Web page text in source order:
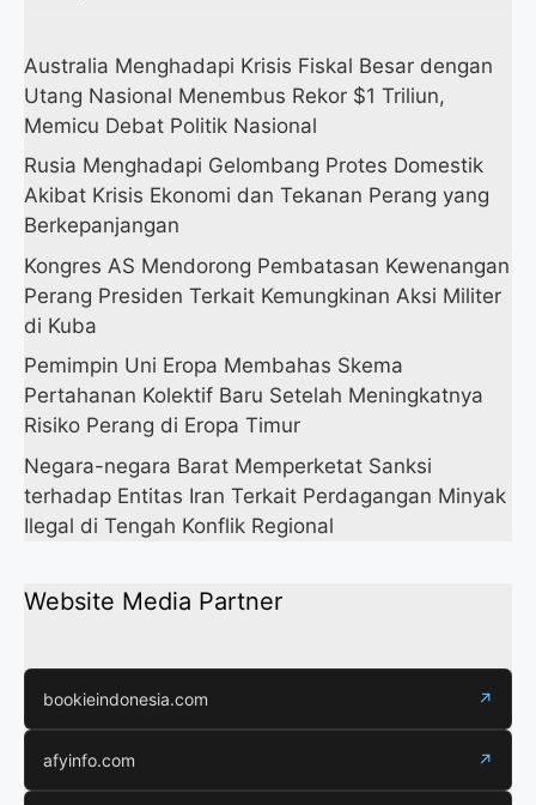
Australia Menghadapi Krisis Fiskal Besar dengan
Utang Nasional Menembus Rekor $1 Triliun,
Memicu Debat Politik Nasional
Rusia Menghadapi Gelombang Protes Domestik
Akibat Krisis Ekonomi dan Tekanan Perang yang
Berkepanjangan
Kongres AS Mendorong Pembatasan Kewenangan
Perang Presiden Terkait Kemungkinan Aksi Militer
di Kuba
Pemimpin Uni Eropa Membahas Skema
Pertahanan Kolektif Baru Setelah Meningkatnya
Risiko Perang di Eropa Timur
Negara-negara Barat Memperketat Sanksi
terhadap Entitas Iran Terkait Perdagangan Minyak
Ilegal di Tengah Konflik Regional
Website Media Partner
bookieindonesia.com ↗
afyinfo.com ↗